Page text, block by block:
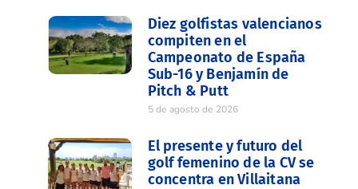
Diez golfistas valencianos
compiten en el
Campeonato de España
Sub-16 y Benjamín de
Pitch & Putt
5 de agosto de 2026
El presente y futuro del
golf femenino de la CV se
concentra en Villaitana